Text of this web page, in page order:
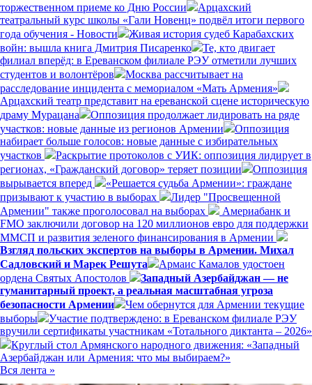
торжественном приеме ко Дню России
Арцахский
театральный курс школы «Гали Новенц» подвёл итоги первого
года обучения - Новости
Живая история судеб Карабахских
войн: вышла книга Дмитрия Писаренко
Те, кто двигает
филиал вперёд: в Ереванском филиале РЭУ отметили лучших
студентов и волонтёров
Москва рассчитывает на
расследование инцидента с мемориалом «Мать Армения»
Арцахский театр представит на ереванской сцене историческую
драму Мурацана
Оппозиция продолжает лидировать на ряде
участков: новые данные из регионов Армении
Оппозиция
набирает больше голосов: новые данные с избирательных
участков
Раскрытие протоколов с УИК: оппозиция лидирует в
регионах, «Гражданский договор» теряет позиции
Оппозиция
вырывается вперед
«Решается судьба Армении»: граждане
призывают к участию в выборах
Лидер "Просвещенной
Армении" также проголосовал на выборах
Америабанк и
FMO заключили договор на 120 миллионов евро для поддержки
ММСП и развития зеленого финансирования в Армении
Взгляд польских экспертов на выборы в Армении. Михал
Садловский и Марек Решута
Армаис Камалов удостоен
ордена Святых Апостолов
Западный Азербайджан — не
гуманитарный проект, а реальная масштабная угроза
безопасности Армении
Чем обернутся для Армении текущие
выборы
Участие подтверждено: в Ереванском филиале РЭУ
вручили сертификаты участникам «Тотального диктанта – 2026»
Круглый стол Армянского народного движения: «Западный
Азербайджан или Армения: что мы выбираем?»
Вся лента »